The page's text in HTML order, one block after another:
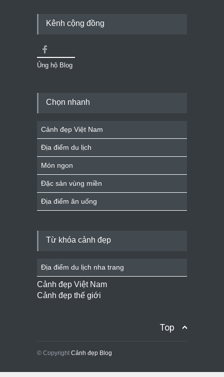
Kênh cộng đồng
Ủng hộ Blog
Chọn nhanh
Cảnh đẹp Việt Nam
Địa điểm du lịch
Món ngon
Đặc sản vùng miền
Địa điểm ăn uống
Từ khóa cảnh đẹp
Địa điểm du lịch nha trang
Cảnh đẹp Việt Nam
Cảnh đẹp thế giới
Top
© Copyright Cảnh đẹp Blog